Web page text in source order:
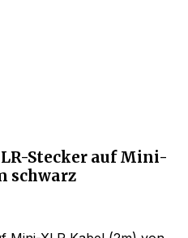
Stecker auf Mini-
schwarz